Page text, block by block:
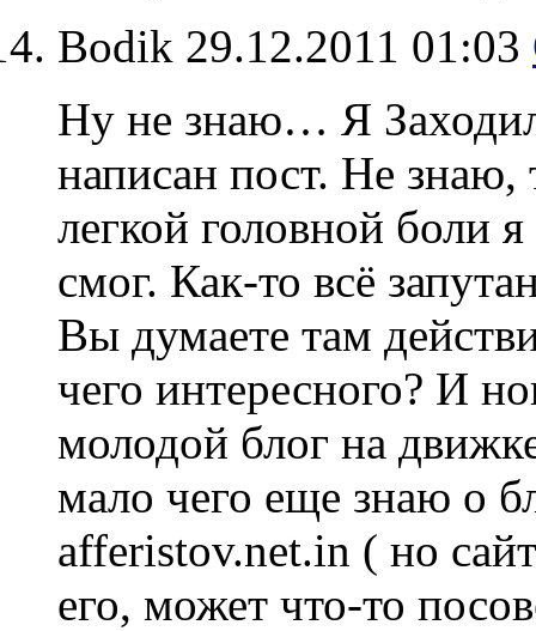
Bodik 29.12.2011 01:03
Ну не знаю… Я
написан пост. Не знаю,
легкой головной боли
смог. Как-то всё
Вы думаете там
чего интересного? И
молодой блог на
мало чего еще знаю о
afferistov.net.in ( но
его, может что-то